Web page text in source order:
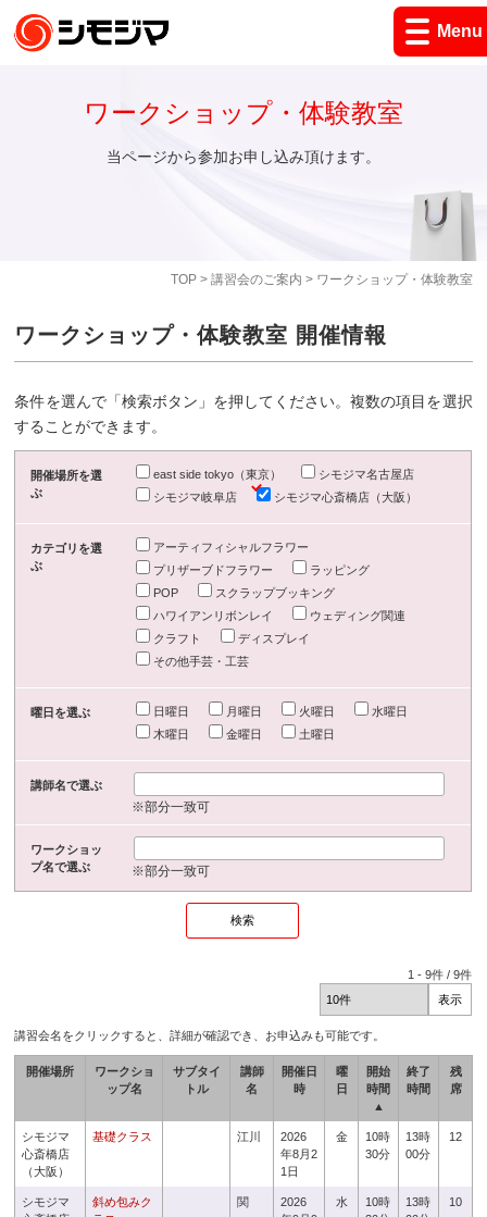
Menu
TOP> 講習会のご案内 > ワークショップ・体験教室
ワークショップ・体験教室
当ページから参加お申し込み頂けます。
ワークショップ・体験教室 開催情報
条件を選んで「検索ボタン」を押してください。複数の項目を選択
することができます。
開催場所を選
ぶ
east side tokyo（東京）
シモジマ名古屋店
シモジマ岐阜店
シモジマ心斎橋店（大阪）
カテゴリを選
ぶ
アーティフィシャルフラワー
プリザーブドフラワー
ラッピング
POP
スクラップブッキング
ハワイアンリボンレイ
ウェディング関連
クラフト
ディスプレイ
その他手芸・工芸
曜日を選ぶ 日曜日 月曜日 火曜日
水曜日
木曜日
金曜日 土曜日
講師名で選ぶ
※部分一致可
ワークショッ
プ名で選ぶ
※部分一致可
1 -9件 /9件
講習会名をクリックすると、詳細が確認でき、お申込みも可能です。
開催場所
ワークショ
ップ名
サブタイ
トル
講師
名
開催日
時
曜
日
開始
時間
▲
終了
時間
残
席
シモジマ
心斎橋店
（大阪）
基礎クラス 江川
2026
年8月2
1日
金
10時
30分
13時
00分
12
シモジマ
斜め包みク
関
2026
水
10時
13時
10